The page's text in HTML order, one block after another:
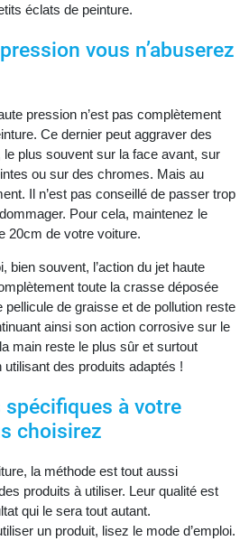
éclats de peinture.
vous n’abuserez
pression n’est pas complètement
Ce dernier peut aggraver des
le plus souvent sur la face avant, sur
ou sur des chromes. Mais au
Il n’est pas conseillé de passer trop
Pour cela, maintenez le
20cm de votre voiture.
bien souvent, l’action du jet haute
toute la crasse déposée
de graisse et de pollution reste
ainsi son action corrosive sur le
main reste le plus sûr et surtout
utilisant des produits adaptés !
à votre
choisirez
la méthode est tout aussi
produits à utiliser. Leur qualité est
qui le sera tout autant.
un produit, lisez le mode d’emploi.